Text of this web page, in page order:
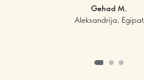
Gehad M.
Aleksandrija, Egipat